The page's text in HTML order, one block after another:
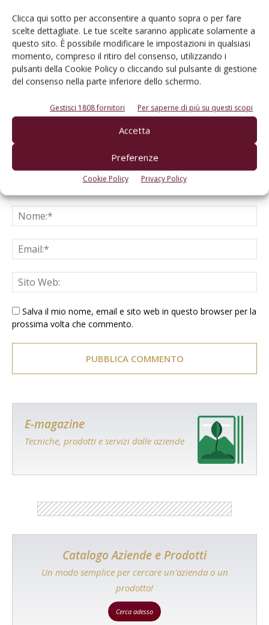
Clicca qui sotto per acconsentire a quanto sopra o per fare
scelte dettagliate. Le tue scelte saranno applicate solamente a
questo sito. È possibile modificare le impostazioni in qualsiasi
momento, compreso il ritiro del consenso, utilizzando i
pulsanti della Cookie Policy o cliccando sul pulsante di gestione
del consenso nella parte inferiore dello schermo.
Gestisci 1808 fornitori Per saperne di più su questi scopi
Accetta
Preferenze
Cookie Policy Privacy Policy
LASCIA UN COMMENTO
Salva il mio nome, email e sito web in questo browser per la
prossima volta che commento.
E-magazine
Tecniche, prodotti e servizi dalle aziende
Catalogo Aziende e Prodotti
Un modo semplice per cercare un'azienda o un
prodotto!
Cerca adesso